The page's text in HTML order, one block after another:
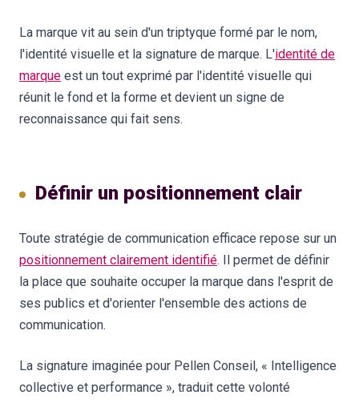
La marque vit au sein d'un triptyque formé par le nom,
l'identité visuelle et la signature de marque. L'identité de
marque est un tout exprimé par l'identité visuelle qui
réunit le fond et la forme et devient un signe de
reconnaissance qui fait sens.
Définir un positionnement clair
Toute stratégie de communication efficace repose sur un
positionnement clairement identifié. Il permet de définir
la place que souhaite occuper la marque dans l'esprit de
ses publics et d'orienter l'ensemble des actions de
communication.
La signature imaginée pour Pellen Conseil, « Intelligence
collective et performance », traduit cette volonté